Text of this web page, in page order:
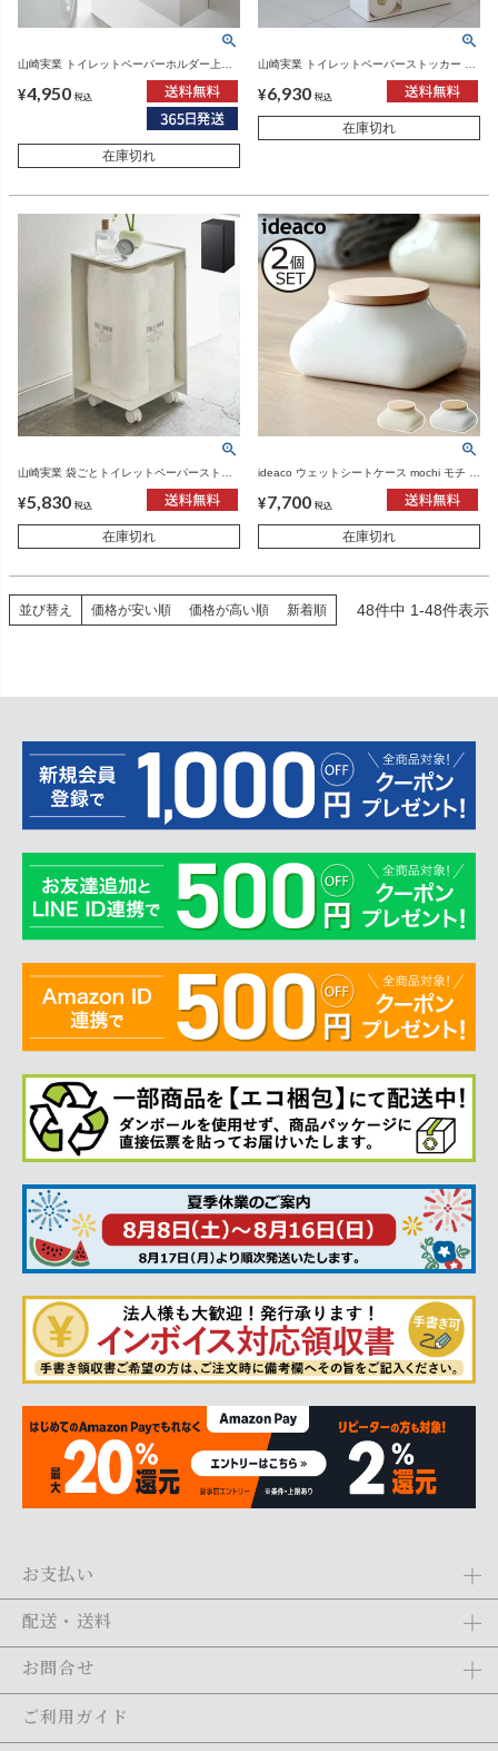
山崎実業 トイレットペーパーホルダー上ト
貨・タワーシリーズ
¥4,950 税込
在庫切れ
山崎実業 トイレットペーパーストッカー プ
¥6,930 税込
在庫切れ
山崎実業 袋ごとトイレットペーパーストッ
貨・タワーシリーズ
¥5,830 税込
在庫切れ
ideaco ウェットシートケース mochi モチ 2
シュケース
¥7,700 税込
在庫切れ
並び替え 価格が安い順 価格が高い順 新着順 48件中 1-48件表示
お支払い
Amazon Pay、クレジットカード、代金引換、あと払い(ペイディ)、銀
い。
配送・送料
全商品送料無料
状況によって、多少前後する場合がございます。詳しくは
お問合せ
メール：shopping@monogallery.jp
ご利用ガイド